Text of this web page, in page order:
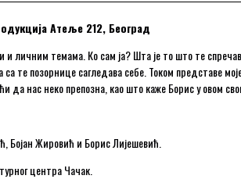
Атеље 212, Београд
личним темама. Ко сам ја? Шта је то што те
те позорнице сагледава себе. Током представе
да нас неко препозна, као што каже Борис у овом
Бојан Жировић и Борис Лијешевић.
центра Чачак.